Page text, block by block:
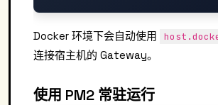
Docker 环境下会自动使用
连接宿主机的 Gateway。
使用 PM2 常驻运行